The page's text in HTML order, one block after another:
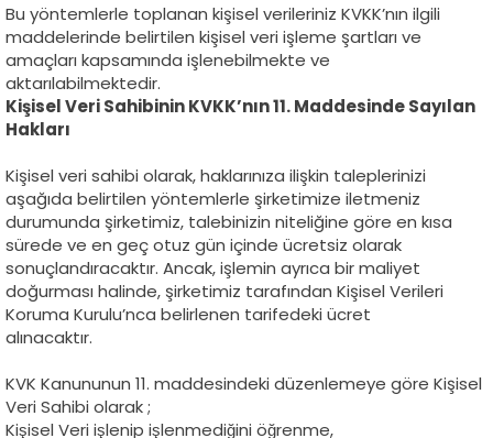
Bu yöntemlerle toplanan kişisel verileriniz KVKK’nın ilgili
maddelerinde belirtilen kişisel veri işleme şartları ve
amaçları kapsamında işlenebilmekte ve
aktarılabilmektedir.
Kişisel Veri Sahibinin KVKK’nın 11. Maddesinde Sayılan
Hakları
Kişisel veri sahibi olarak, haklarınıza ilişkin taleplerinizi
aşağıda belirtilen yöntemlerle şirketimize iletmeniz
durumunda şirketimiz, talebinizin niteliğine göre en kısa
sürede ve en geç otuz gün içinde ücretsiz olarak
sonuçlandıracaktır. Ancak, işlemin ayrıca bir maliyet
doğurması halinde, şirketimiz tarafından Kişisel Verileri
Koruma Kurulu’nca belirlenen tarifedeki ücret
alınacaktır.
KVK Kanununun 11. maddesindeki düzenlemeye göre Kişisel
Veri Sahibi olarak ;
Kişisel Veri işlenip işlenmediğini öğrenme,